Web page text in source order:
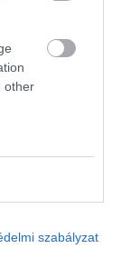
other
szabályzat
karöltve –